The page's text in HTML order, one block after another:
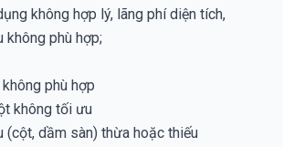
không hợp lý, lãng phí diện tích,
không phù hợp;
phù hợp
không tối ưu
(cột, dầm sàn) thừa hoặc thiếu